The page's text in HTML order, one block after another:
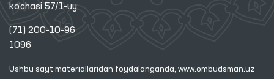
ko‘chasi 57/1-uy
(71) 200-10-96
1096
Ushbu sayt materiallaridan foydalanganda, www.ombudsman.uz